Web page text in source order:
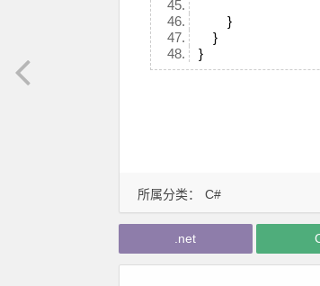
}
}
}
所属分类： C#
.net